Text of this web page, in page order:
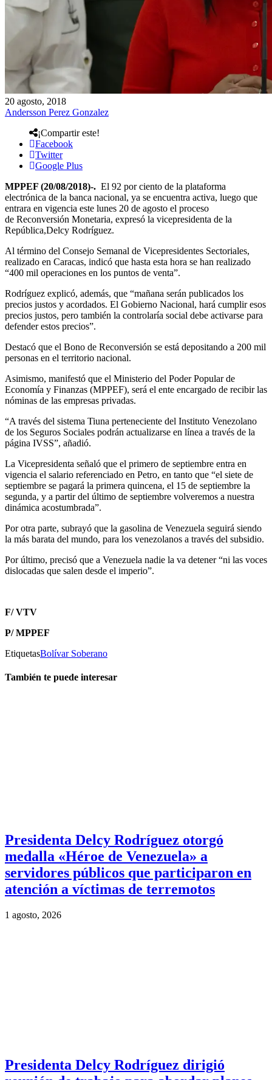
20 agosto, 2018
Andersson Perez Gonzalez
¡Compartir este!
Facebook
Twitter
Google Plus
MPPEF (20/08/2018)-. El 92 por ciento de la plataforma
electrónica de la banca nacional, ya se encuentra activa, luego que
entrara en vigencia este lunes 20 de agosto el proceso
de Reconversión Monetaria, expresó la vicepresidenta de la
República,Delcy Rodríguez.
Al término del Consejo Semanal de Vicepresidentes Sectoriales,
realizado en Caracas, indicó que hasta esta hora se han realizado
“400 mil operaciones en los puntos de venta”.
Rodríguez explicó, además, que “mañana serán publicados los
precios justos y acordados. El Gobierno Nacional, hará cumplir esos
precios justos, pero también la controlaría social debe activarse para
defender estos precios”.
Destacó que el Bono de Reconversión se está depositando a 200 mil
personas en el territorio nacional.
Asimismo, manifestó que el Ministerio del Poder Popular de
Economía y Finanzas (MPPEF), será el ente encargado de recibir las
nóminas de las empresas privadas.
“A través del sistema Tiuna perteneciente del Instituto Venezolano
de los Seguros Sociales podrán actualizarse en línea a través de la
página IVSS”, añadió.
La Vicepresidenta señaló que el primero de septiembre entra en
vigencia el salario referenciado en Petro, en tanto que “el siete de
septiembre se pagará la primera quincena, el 15 de septiembre la
segunda, y a partir del último de septiembre volveremos a nuestra
dinámica acostumbrada”.
Por otra parte, subrayó que la gasolina de Venezuela seguirá siendo
la más barata del mundo, para los venezolanos a través del subsidio.
Por último, precisó que a Venezuela nadie la va detener “ni las voces
dislocadas que salen desde el imperio”.
F/ VTV
P/ MPPEF
EtiquetasBolívar Soberano
También te puede interesar
Presidenta Delcy Rodríguez otorgó
medalla «Héroe de Venezuela» a
servidores públicos que participaron en
atención a víctimas de terremotos
1 agosto, 2026
Presidenta Delcy Rodríguez dirigió